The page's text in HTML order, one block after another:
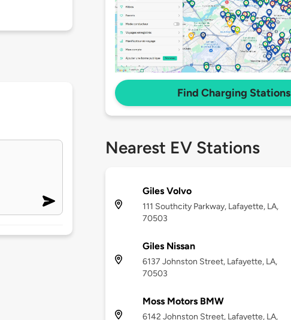
Find Charging Stations
Nearest EV Stations
Giles Volvo
111 Southcity Parkway, Lafayette, LA,
70503
Giles Nissan
6137 Johnston Street, Lafayette, LA,
70503
Moss Motors BMW
6142 Johnston Street, Lafayette, LA,